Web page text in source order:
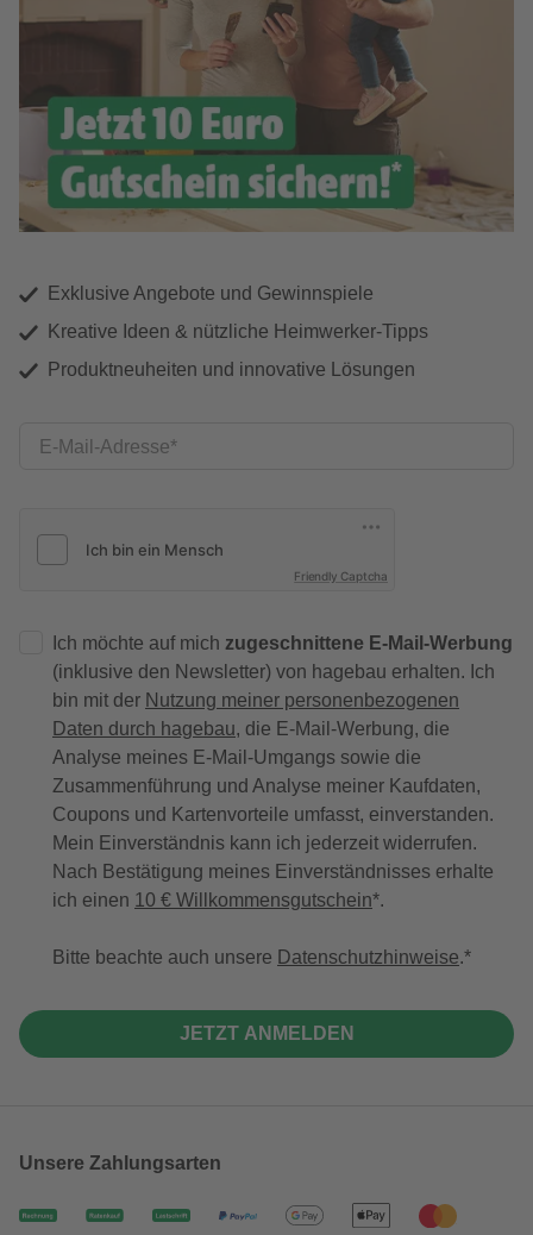
Exklusive Angebote und Gewinnspiele
Kreative Ideen & nützliche Heimwerker-Tipps
Produktneuheiten und innovative Lösungen
E-Mail-Adresse
Friendly Captcha
Ich möchte auf mich zugeschnittene E-Mail-Werbung
(inklusive den Newsletter) von hagebau erhalten. Ich
bin mit der Nutzung meiner personenbezogenen
Daten durch hagebau, die E-Mail-Werbung, die
Analyse meines E-Mail-Umgangs sowie die
Zusammenführung und Analyse meiner Kaufdaten,
Coupons und Kartenvorteile umfasst, einverstanden.
Mein Einverständnis kann ich jederzeit widerrufen.
Nach Bestätigung meines Einverständnisses erhalte
ich einen 10 € Willkommensgutschein*.
Bitte beachte auch unsere Datenschutzhinweise.
JETZT ANMELDEN
Unsere Zahlungsarten